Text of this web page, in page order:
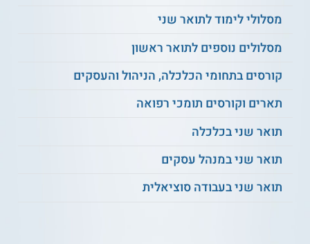
לציין כי ההתמחות בטראומה לא מצוינת על גבי התואר אלא על
** לתשומת לבך נכונות המידע עלולה להשתנות
מעת לעת. המידע המוצג כאן נכתב ונערך על ידי
צוות האתר. למען הסר ספק בין האתר למוסד
הלימודים לא מתקיים קשר מכל סוג שהוא.
למידע נוסף לחצו: האוניברסיטה העברית בירושלים
מסלולי לימוד לתואר שני
מסלולים נוספים לתואר ראשון
קורסים בתחומי הכלכלה, הניהול והעסקים
תארים וקורסים תומכי רפואה
תואר שני בכלכלה
תואר שני במנהל עסקים
תואר שני בעבודה סוציאלית